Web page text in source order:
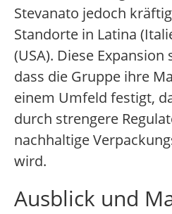
Stevanato jedoch
Standorte in Latina
(USA). Diese
dass die Gruppe ihre
einem Umfeld festigt,
durch strengere
nachhaltige
wird.
Ausblick und